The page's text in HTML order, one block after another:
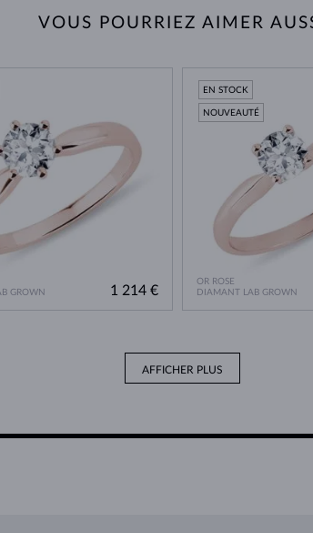
VOUS POURRIEZ AIMER
GROWN
1 214 €
OR ROSE
DIAMANT LAB GROWN
EN STOCK
NOUVEAUTÉ
AFFICHER PLUS